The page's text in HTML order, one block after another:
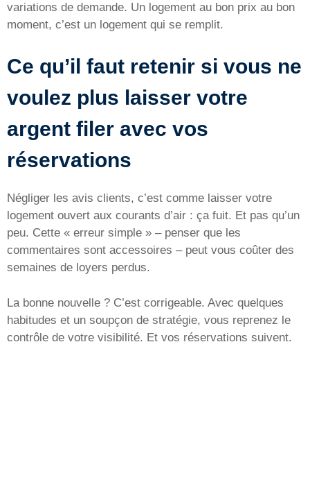
variations de demande. Un logement au bon prix au bon
moment, c’est un logement qui se remplit.
Ce qu’il faut retenir si vous ne
voulez plus laisser votre
argent filer avec vos
réservations
Négliger les avis clients, c’est comme laisser votre
logement ouvert aux courants d’air : ça fuit. Et pas qu’un
peu. Cette « erreur simple » – penser que les
commentaires sont accessoires – peut vous coûter des
semaines de loyers perdus.
La bonne nouvelle ? C’est corrigeable. Avec quelques
habitudes et un soupçon de stratégie, vous reprenez le
contrôle de votre visibilité. Et vos réservations suivent.